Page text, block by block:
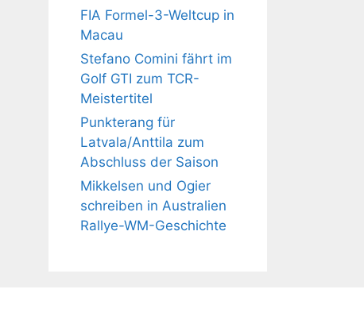
FIA Formel-3-Weltcup in
Macau
Stefano Comini fährt im
Golf GTI zum TCR-
Meistertitel
Punkterang für
Latvala/Anttila zum
Abschluss der Saison
Mikkelsen und Ogier
schreiben in Australien
Rallye-WM-Geschichte